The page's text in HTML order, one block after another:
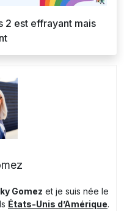
2 est effrayant mais
Gomez et je suis née le
États-Unis d’Amérique.